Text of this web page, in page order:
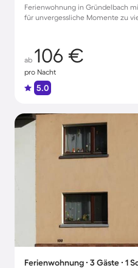
Ferienwohnung in Gründelbach
für unvergessliche Momente zu
ab 106 €
pro Nacht
5.0
Ferienwohnung ∙ 3 Gäste ∙ 1